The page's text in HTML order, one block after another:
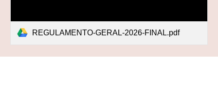
REGULAMENTO-GERAL-2026-FINAL.pdf